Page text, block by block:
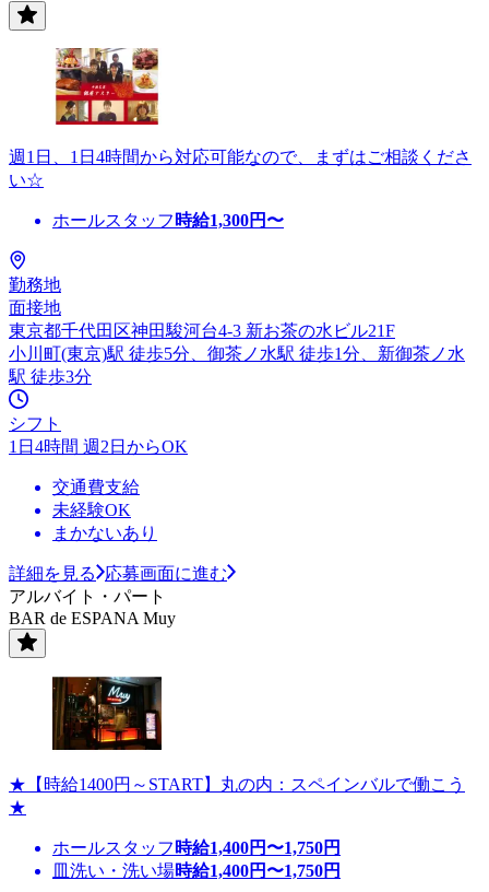
週1日、1日4時間から対応可能なので、まずはご相談くださ
い☆
ホールスタッフ 時給1,300円〜
勤務地
面接地
東京都千代田区神田駿河台4-3 新お茶の水ビル21F
小川町(東京)駅 徒歩5分、御茶ノ水駅 徒歩1分、新御茶ノ水
駅 徒歩3分
シフト
1日4時間 週2日からOK
交通費支給
未経験OK
まかないあり
詳細を見る
応募画面に進む
アルバイト・パート
BAR de ESPANA Muy
★【時給1400円～START】丸の内：スペインバルで働こう
★
ホールスタッフ 時給1,400円〜1,750円
皿洗い・洗い場時給1,400円〜1,750円